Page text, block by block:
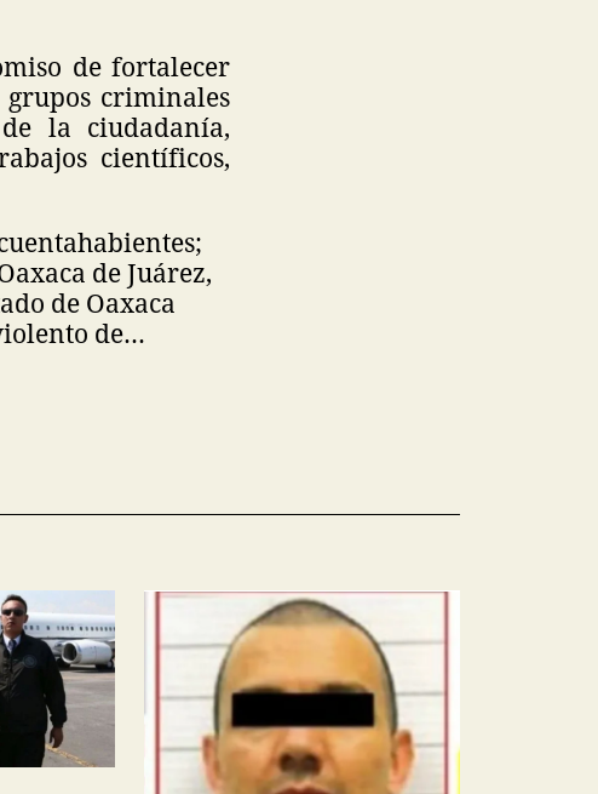
de fortalecer
criminales
la ciudadanía,
científicos,
de Juárez,
de Oaxaca
de…